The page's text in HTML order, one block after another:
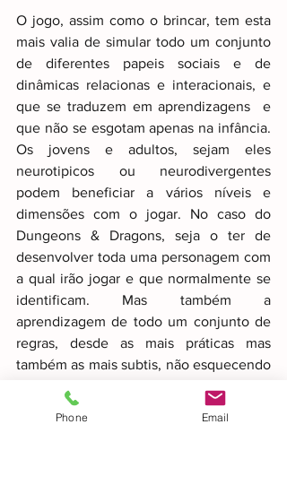
O jogo, assim como o brincar, tem esta
mais valia de simular todo um conjunto
de diferentes papeis sociais e de
dinâmicas relacionas e interacionais, e
que se traduzem em aprendizagens  e
que não se esgotam apenas na infância.
Os jovens e adultos, sejam eles
neurotipicos ou neurodivergentes
podem beneficiar a vários níveis e
dimensões com o jogar. No caso do
Dungeons & Dragons, seja o ter de
desenvolver toda uma personagem com
a qual irão jogar e que normalmente se
identificam. Mas também a
aprendizagem de todo um conjunto de
regras, desde as mais práticas mas
também as mais subtis, não esquecendo
que está presente na vida real e
Phone Email